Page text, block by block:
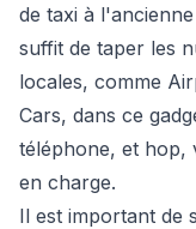
de taxi à
suffit de taper les
locales, comme
Cars, dans ce
téléphone, et hop,
en charge.
Il est important de